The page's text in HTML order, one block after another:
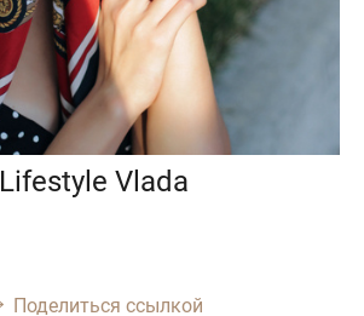
Lifestyle Vlada
Поделиться ссылкой